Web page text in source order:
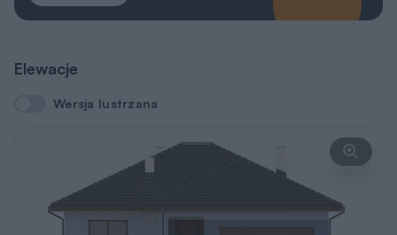
Elewacje
Wersja lustrzana
Wersja lustrzana